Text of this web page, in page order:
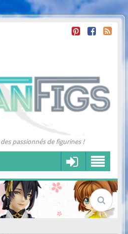
passionnés de figurines !